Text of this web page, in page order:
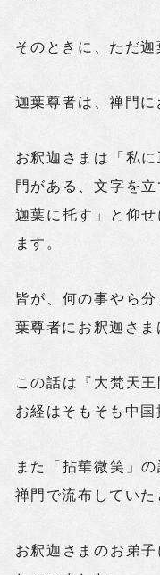
そのときに、ただ
迦葉尊者は、禅門に
お釈迦さまは「私
門がある、文字を
迦葉に托す」と仰
ます。
皆が、何の事やら
葉尊者にお釈迦さま
この話は『大梵天
お経はそもそも中国
また「拈華微笑」
禅門で流布していた
お釈迦さまのお弟